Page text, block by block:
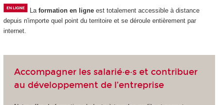
La formation en ligneest totalement accessible à distance
depuis n'importe quel point du territoire et se déroule entièrement par
internet.
Accompagner les salarié·e·s et contribuer
au développement de l’entreprise